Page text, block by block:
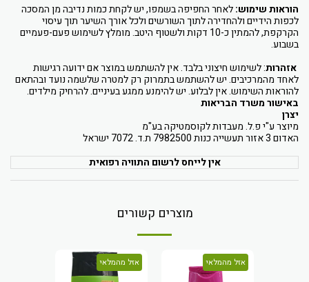
הוראות שימוש:לאחר החפיפה בשמפו, יש לקחת כמות נדיבה מן המסכה
לכפות הידיים ולהחדירה לתוך השורשים ולכל אורך השיער תוך עיסוי
הקרקפת, להמתין כ-10 דקות ולשטוף היטב. מומלץ לשימוש פעם-פעמיים
בשבוע.
אזהרות: לשימוש חיצוני בלבד. אין להשתמש במוצר אם ידועה רגישות
לאחד מהמרכיבים. יש להשתמש בתמרוק רק למטרה שלשמה נועד ובהתאם
להוראות השימוש. אין לבלוע. יש להימנע ממגע בעיניים. להרחיק מילדים.
באישור משרד הבריאות
יצרן
מיוצר ע"י פ.ל. מעבדות לקוסמטיקה בע"מ
האדום 3 אזור תעשייה כנות 7982500 ת.ד. 7072 ישראל
אין לייחס לרשום התוויה רפואית
מוצרים קשורים
אזל מהמלאי אזל מהמלאי